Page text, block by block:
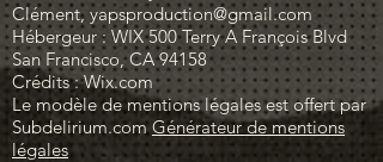
Clément, yapsproduction@gmail.com
Hébergeur : WIX 500 Terry A François Blvd
San Francisco, CA 94158
Crédits : Wix.com
Le modèle de mentions légales est offert par
Subdelirium.comGénérateur de mentions
légales